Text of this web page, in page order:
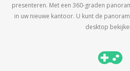
presenteren. Met een 360-graden
in uw nieuwe kantoor. U kunt de
desktop